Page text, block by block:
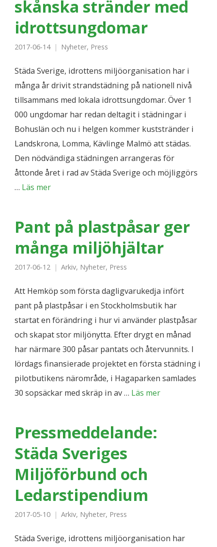
skånska stränder med
idrottsungdomar
2017-06-14 Nyheter, Press
Städa Sverige, idrottens miljöorganisation har i
många år drivit strandstädning på nationell nivå
tillsammans med lokala idrottsungdomar. Över 1
000 ungdomar har redan deltagit i städningar i
Bohuslän och nu i helgen kommer kuststränder i
Landskrona, Lomma, Kävlinge Malmö att städas.
Den nödvändiga städningen arrangeras för
åttonde året i rad av Städa Sverige och möjliggörs
… Läs mer
Pant på plastpåsar ger
många miljöhjältar
2017-06-12 Arkiv, Nyheter, Press
Att Hemköp som första dagligvarukedja infört
pant på plastpåsar i en Stockholmsbutik har
startat en förändring i hur vi använder plastpåsar
och skapat stor miljönytta. Efter drygt en månad
har närmare 300 påsar pantats och återvunnits. I
lördags finansierade projektet en första städning i
pilotbutikens närområde, i Hagaparken samlades
30 sopsäckar med skräp in av … Läs mer
Pressmeddelande:
Städa Sveriges
Miljöförbund och
Ledarstipendium
2017-05-10 Arkiv, Nyheter, Press
Städa Sverige, idrottens miljöorganisation har